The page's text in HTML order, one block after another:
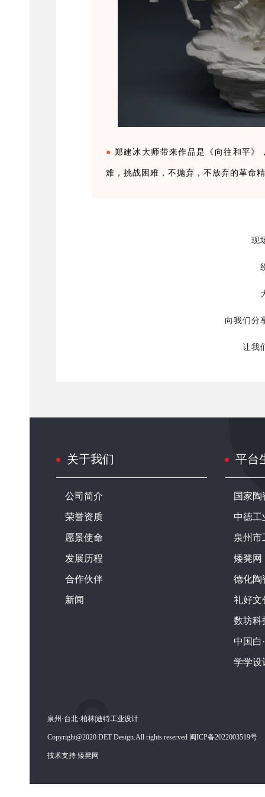
● 郑建冰大师带来作品是 《向往和平》
难，挑战困难，不抛弃，不放弃的革命
现
向我们分
让我
关于我们
公司简介
荣誉资质
愿景使命
发展历程
合作伙伴
新闻
平台
国家
中德工
泉州市
矮凳网
德化陶
礼好文
数坊科
中国白
学学设
泉州·台北·柏林|迪特工业设计
Copyright@2020 DET Design.All rights reserved 闽ICP备2022003519号
技术支持 矮凳网